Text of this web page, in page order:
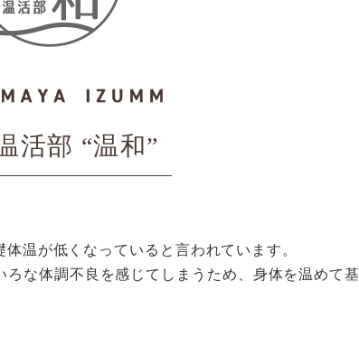
活部 “温和”
温が低くなっていると言われています。
ろな体調不良を感じてしまうため、身体を温めて基